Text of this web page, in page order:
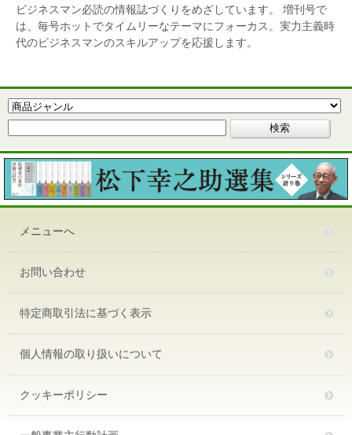
ビジネスマン必読の情報誌づくりをめざしています。 増刊号で
は、毎号ホットでタイムリーなテーマにフォーカス。実力主義時
代のビジネスマンのスキルアップを応援します。
メニューへ
お問い合わせ
特定商取引法に基づく表示
個人情報の取り扱いについて
クッキーポリシー